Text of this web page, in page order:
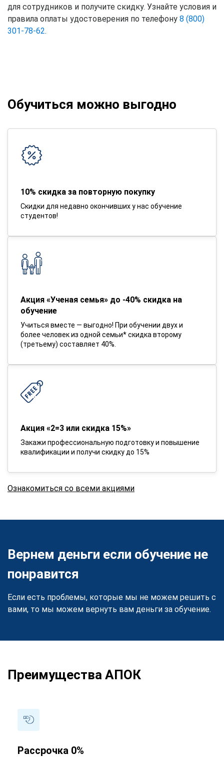
для сотрудников и получите скидку. Узнайте условия и
правила оплаты удостоверения по телефону 8 (800)
301-78-62.
Обучиться можно выгодно
10% скидка за повторную покупку
Скидки для недавно окончивших у нас обучение
студентов!
Акция «Ученая семья» до -40% скидка на
обучение
Учиться вместе — выгодно! При обучении двух и
более человек из одной семьи* скидка второму
(третьему) составляет 40%.
Акция «2=3 или скидка 15%»
Закажи профессиональную подготовку и повышение
квалификации и получи скидку до 15%
Ознакомиться со всеми акциями
Вернем деньги если обучение не
понравится
Если есть проблемы, которые мы не можем решить с
вами, то мы можем вернуть вам деньги за обучение.
Преимущества АПОК
Рассрочка 0%